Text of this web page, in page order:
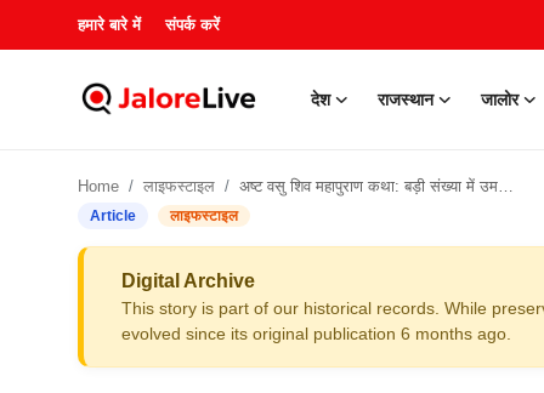
हमारे बारे में संपर्क करें
देश राजस्थान जालोर
Home लाइफस्टाइल अष्ट वसु शिव महापुराण कथा: बड़ी संख्या में उमड़ रही श्रद्धालुओं की भीड़, महादेव की अराधना ही उन्नति का उत्तम मार्ग: सदगुरूनाथ जी महाराज
Article लाइफस्टाइल
Digital Archive
This story is part of our historical records. While
evolved since its original publication 6 months ago.